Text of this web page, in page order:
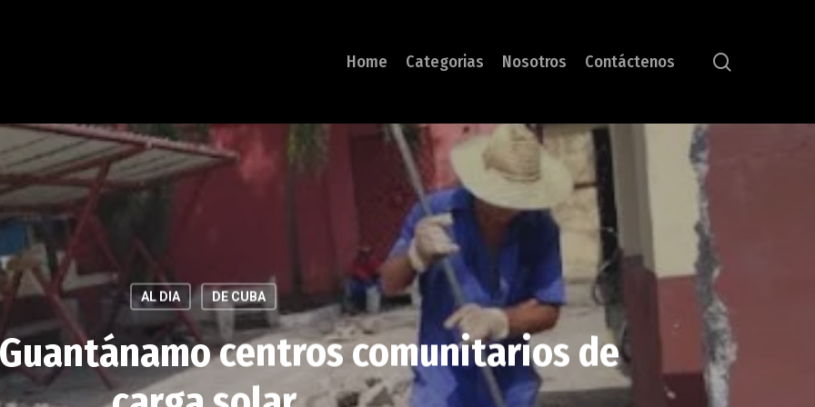
Home Categorias Nosotros Contáctenos
AL DIA DE CUBA
centros comunitarios de